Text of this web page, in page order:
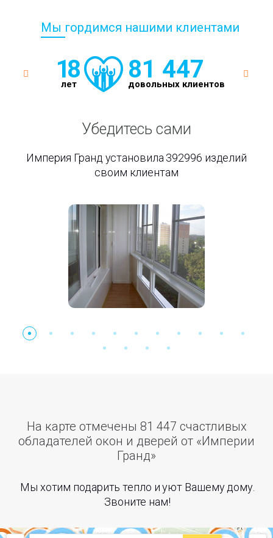
Мы гордимся нашими клиентами
18
лет
81 447
довольных клиентов
Убедитесь сами
Империя Гранд установила 392996 изделий
своим клиентам
На карте отмечены 81 447 счастливых
обладателей окон и дверей от «Империи
Гранд»
Мы хотим подарить тепло и уют Вашему дому.
Звоните нам!